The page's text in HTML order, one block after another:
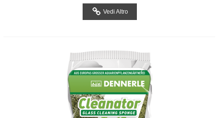
Vedi Altro